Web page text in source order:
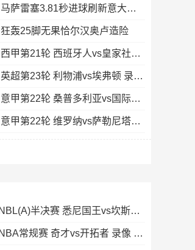
2月14日 马萨雷塞3.81秒进球刷新意大利历史
轰25脚无果恰尔汉奥卢造险
2月14日 西甲第21轮 西班牙人vs皇家社会 录像 集锦
2月14日 英超第23轮 利物浦vs埃弗顿 录像 集锦
2月14日 意甲第22轮 桑普多利亚vs国际米兰 录像 集锦
2月14日 意甲第22轮 维罗纳vs萨勒尼塔纳 录像 集锦
2月15日NBL(A)半决赛 悉尼国王vs坎斯大班 录像 集锦
2月15日NBA常规赛 奇才vs开拓者 录像 集锦